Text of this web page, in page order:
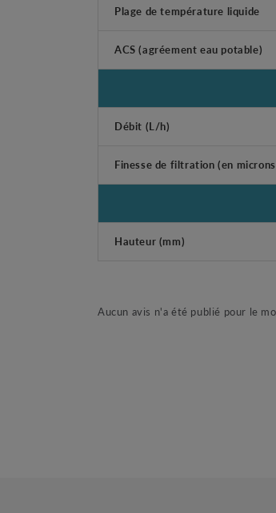
Plage de température liquide
ACS (agréement eau potable)
Débit (L/h)
Finesse de filtration (en
Hauteur (mm)
Aucun avis n'a été publié pour le